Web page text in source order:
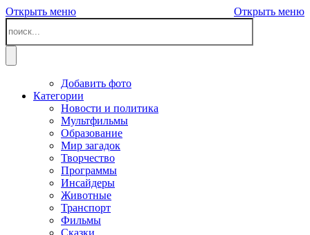
Открыть меню Открыть меню
Добавить фото
Категории
Новости и политика
Мультфильмы
Образование
Мир загадок
Творчество
Программы
Инсайдеры
Животные
Транспорт
Фильмы
Сказки